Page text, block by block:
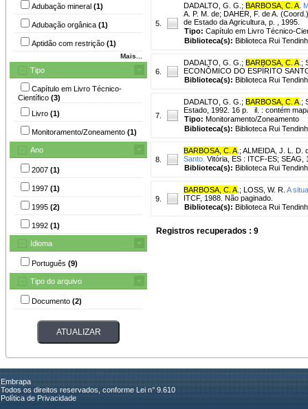
Adubação mineral (1)
Adubação orgânica (1)
Aptidão com restrição (1)
Mais...
Tipo
Capítulo em Livro Técnico-
Científico (3)
Livro (1)
Monitoramento/Zoneamento (1)
Ano
2007 (1)
1997 (1)
1995 (2)
1992 (1)
Idioma
Português (9)
Tipo do arquivo
Documento (2)
5.
DADALTO, G. G. ; BARBOSA, C. A
A. P. M. de; DAHER, F. de A.
de Estado da Agricultura, p. , 1995.
Tipo: Capítulo em Livro Técnico-
Biblioteca(s): Biblioteca Rui
6.
DADALTO, G. G. ; BARBOSA, C. A ;
ECONÔMICO DO ESPÍRITO
Biblioteca(s): Biblioteca Rui
7.
DADALTO, G. G. ; BARBOSA, C. A ;
Estado, 1992. 16 p. il. : contém
Tipo: Monitoramento/Zoneamento
Biblioteca(s): Biblioteca Rui
8.
BARBOSA, C. A ; ALMEIDA, J. L. D.
Santo. Vitória, ES : ITCF-ES; SEAG,
Biblioteca(s): Biblioteca Rui
9.
BARBOSA, C. A ; LOSS, W. R. A
ITCF, 1988. Não paginado.
Biblioteca(s): Biblioteca Rui
Registros recuperados : 9
Embrapa
Todos os direitos reservados, conforme Lei n° 9.610
Política de Privacidade